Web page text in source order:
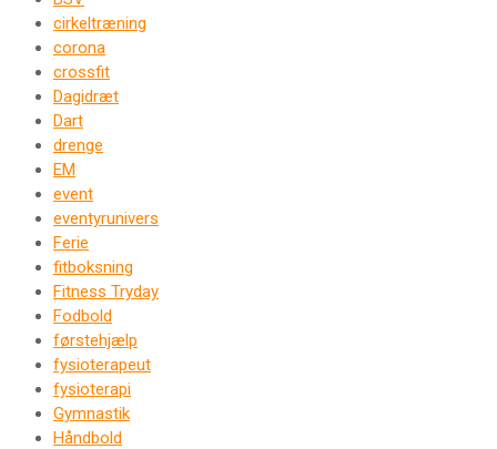
cirkeltræning
corona
crossfit
Dagidræt
Dart
drenge
EM
event
eventyrunivers
Ferie
fitboksning
Fitness Tryday
Fodbold
førstehjælp
fysioterapeut
fysioterapi
Gymnastik
Håndbold